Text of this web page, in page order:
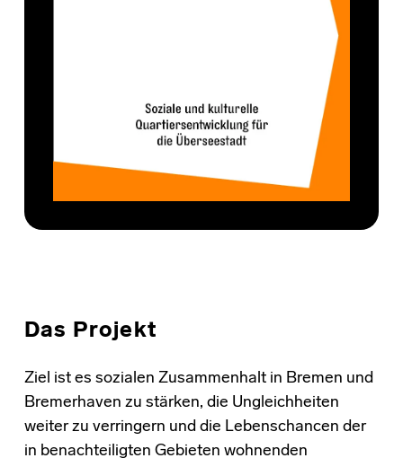
Das Projekt
Ziel ist es sozialen Zusammenhalt in Bremen und
Bremerhaven zu stärken, die Ungleichheiten
weiter zu verringern und die Lebenschancen der
in benachteiligten Gebieten wohnenden